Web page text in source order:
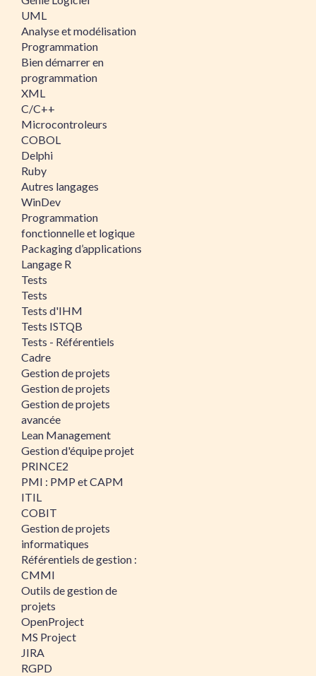
UML
Analyse et modélisation
Programmation
Bien démarrer en
programmation
XML
C/C++
Microcontroleurs
COBOL
Delphi
Ruby
Autres langages
WinDev
Programmation
fonctionnelle et logique
Packaging d’applications
Langage R
Tests
Tests
Tests d'IHM
Tests ISTQB
Tests - Référentiels
Cadre
Gestion de projets
Gestion de projets
Gestion de projets
avancée
Lean Management
Gestion d'équipe projet
PRINCE2
PMI : PMP et CAPM
ITIL
COBIT
Gestion de projets
informatiques
Référentiels de gestion :
CMMI
Outils de gestion de
projets
OpenProject
MS Project
JIRA
RGPD